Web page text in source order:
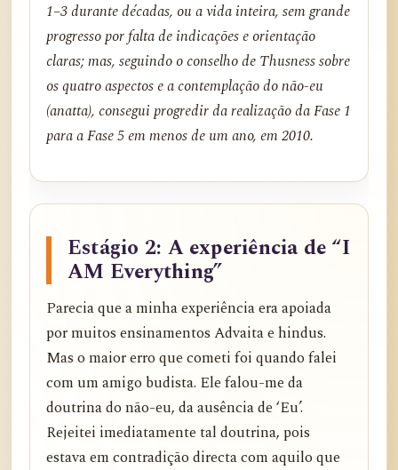
1–3 durante décadas, ou a vida inteira, sem grande
progresso por falta de indicações e orientação
claras; mas, seguindo o conselho de Thusness sobre
os quatro aspectos e a contemplação do não-eu
(anatta), consegui progredir da realização da Fase 1
para a Fase 5 em menos de um ano, em 2010.
Estágio 2: A experiência de “I
AM Everything”
Parecia que a minha experiência era apoiada
por muitos ensinamentos Advaita e hindus.
Mas o maior erro que cometi foi quando falei
com um amigo budista. Ele falou-me da
doutrina do não-eu, da ausência de ‘Eu’.
Rejeitei imediatamente tal doutrina, pois
estava em contradição directa com aquilo que